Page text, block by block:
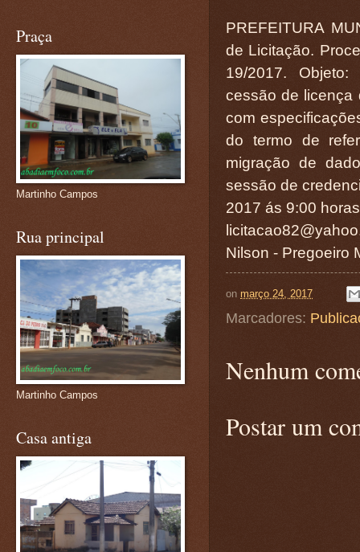
PREFEITURA
de Licitação.
19/2017.
cessão de licença
com
do termo de
migração de
sessão de
2017 ás 9:00
Nilson - Pregoeiro
on março 24, 2017
Marcadores:
Nenhum
Postar um
Praça
Martinho Campos
Rua principal
Martinho Campos
Casa antiga